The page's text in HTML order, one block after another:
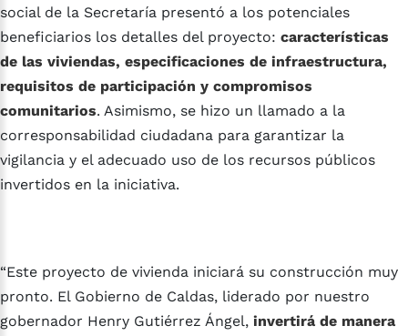
social de la Secretaría presentó a los potenciales
beneficiarios los detalles del proyecto: características
de las viviendas, especificaciones de infraestructura,
requisitos de participación y compromisos
comunitarios. Asimismo, se hizo un llamado a la
corresponsabilidad ciudadana para garantizar la
vigilancia y el adecuado uso de los recursos públicos
invertidos en la iniciativa.
“Este proyecto de vivienda iniciará su construcción muy
pronto. El Gobierno de Caldas, liderado por nuestro
gobernador Henry Gutiérrez Ángel, invertirá de manera